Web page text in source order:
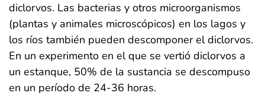
diclorvos. Las bacterias y otros microorganismos
(plantas y animales microscópicos) en los lagos y
los ríos también pueden descomponer el diclorvos.
En un experimento en el que se vertió diclorvos a
un estanque, 50% de la sustancia se descompuso
en un período de 24-36 horas.